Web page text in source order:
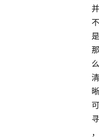
并
不
是
那
么
清
晰
可
寻
，